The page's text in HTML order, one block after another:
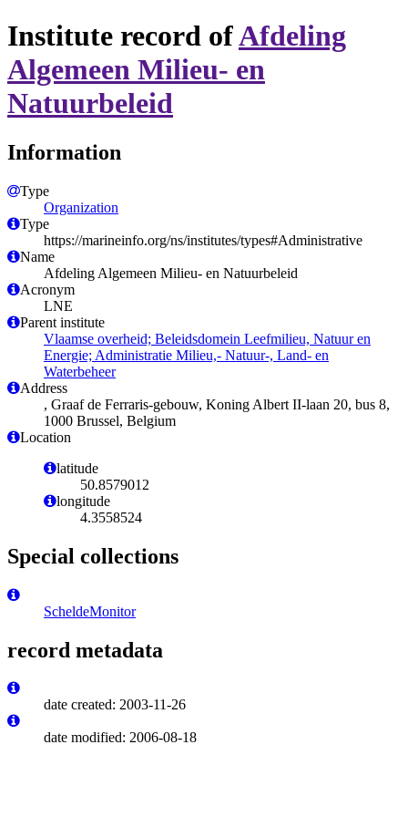
Institute record ofAfdeling
Algemeen Milieu- en
Natuurbeleid
Information
Type
Organization
Type
https://marineinfo.org/ns/institutes/types#Administrative
Name
Afdeling Algemeen Milieu- en Natuurbeleid
Acronym
LNE
Parent institute
Vlaamse overheid; Beleidsdomein Leefmilieu, Natuur en
Energie; Administratie Milieu,- Natuur-, Land- en
Waterbeheer
Address
, Graaf de Ferraris-gebouw, Koning Albert II-laan 20, bus 8,
1000 Brussel, Belgium
Location
latitude
50.8579012
longitude
4.3558524
Special collections
ScheldeMonitor
record metadata
date created: 2003-11-26
date modified: 2006-08-18